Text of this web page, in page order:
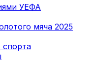
УЕФА
мяча 2025
спорта